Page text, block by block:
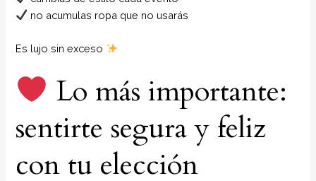
no acumulas ropa que no usarás
Es lujo sin exceso
Lo más importante:
sentirte segura y feliz
con tu elección